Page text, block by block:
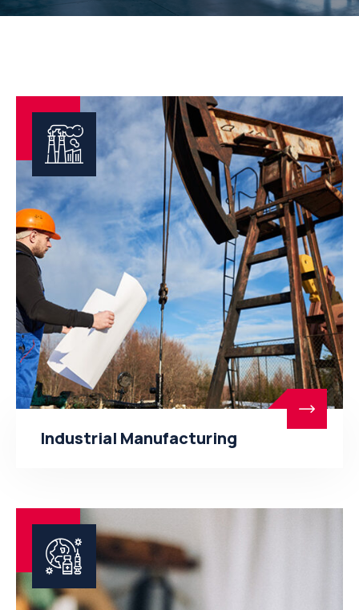
Industrial Manufacturing